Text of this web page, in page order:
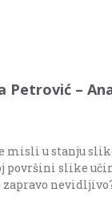
Petrović –
misli u stanju
površini slike